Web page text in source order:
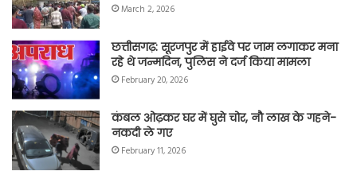
March 2, 2026
छत्तीसगढ़: सूरजपुर में हाईवे पर जाम लगाकर मना
रहे थे जन्मदिन, पुलिस ने दर्ज किया मामला
February 20, 2026
कंबल ओढ़कर घर में घुसे चोर, नौ लाख के गहने-
नकदी ले गए
February 11, 2026